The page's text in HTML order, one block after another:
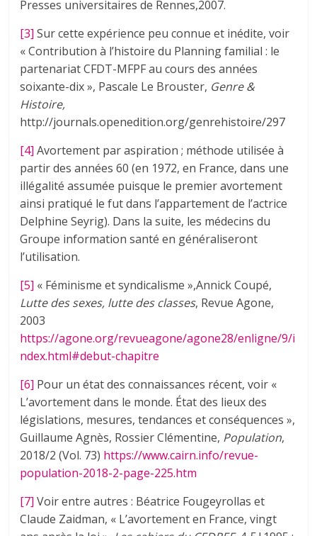
Presses universitaires de Rennes,2007.
[3] Sur cette expérience peu connue et inédite, voir
« Contribution à l’histoire du Planning familial : le
partenariat CFDT-MFPF au cours des années
soixante-dix », Pascale Le Brouster, Genre &
Histoire,
http://journals.openedition.org/genrehistoire/297
[4] Avortement par aspiration ; méthode utilisée à
partir des années 60 (en 1972, en France, dans une
illégalité assumée puisque le premier avortement
ainsi pratiqué le fut dans l’appartement de l’actrice
Delphine Seyrig). Dans la suite, les médecins du
Groupe information santé en généraliseront
l’utilisation.
[5] « Féminisme et syndicalisme »,Annick Coupé,
Lutte des sexes, lutte des classes, Revue Agone,
2003
https://agone.org/revueagone/agone28/enligne/9/i
ndex.html#debut-chapitre
[6] Pour un état des connaissances récent, voir «
L’avortement dans le monde. État des lieux des
législations, mesures, tendances et conséquences »,
Guillaume Agnès, Rossier Clémentine, Population,
2018/2 (Vol. 73) https://www.cairn.info/revue-
population-2018-2-page-225.htm
[7] Voir entre autres : Béatrice Fougeyrollas et
Claude Zaidman, « L’avortement en France, vingt